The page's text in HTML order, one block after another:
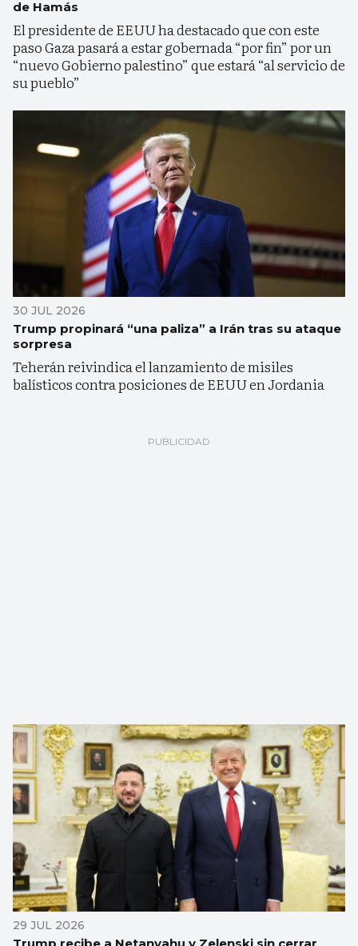
de Hamás
El presidente de EEUU ha destacado que con este
paso Gaza pasará a estar gobernada “por fin” por un
“nuevo Gobierno palestino” que estará “al servicio de
su pueblo”
30 JUL 2026
Trump propinará “una paliza” a Irán tras su ataque
sorpresa
Teherán reivindica el lanzamiento de misiles
balísticos contra posiciones de EEUU en Jordania
29 JUL 2026